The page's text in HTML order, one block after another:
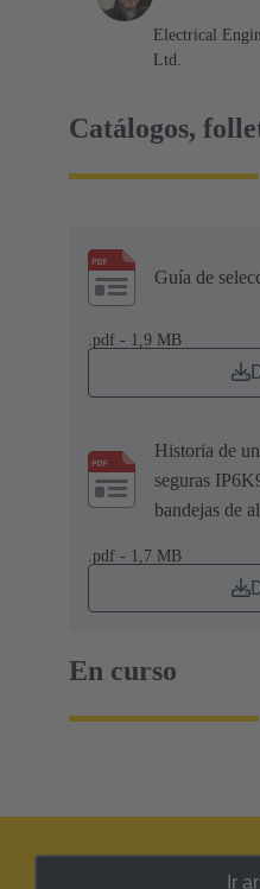
Electrical
Ltd.
Catálogos,
Guía de
.pdf - 1,9 MB
Historia de
seguras
bandejas de
.pdf - 1,7 MB
En curso
Ir